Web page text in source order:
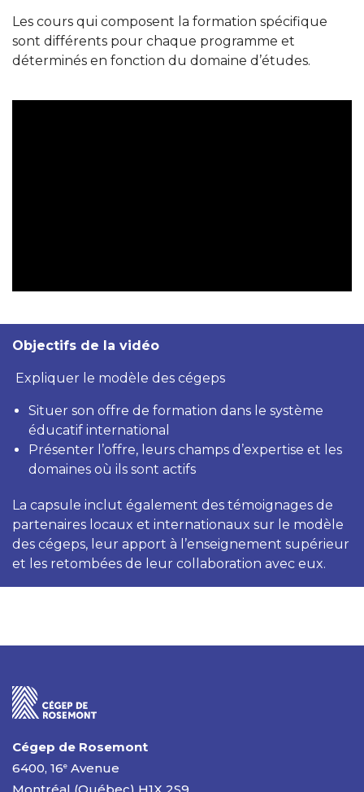
Les cours qui composent la formation spécifique
sont différents pour chaque programme et
déterminés en fonction du domaine d’études.
Objectifs de la vidéo
Expliquer le modèle des cégeps
Situer son offre de formation dans le système
éducatif international
Présenter l’offre, leurs champs d’expertise et les
domaines où ils sont actifs
La capsule inclut également des témoignages de
partenaires locaux et internationaux sur le modèle
des cégeps, leur apport à l’enseignement supérieur
et les retombées de leur collaboration avec eux.
Cégep de Rosemont
6400, 16e Avenue
Montréal (Québec) H1X 2S9